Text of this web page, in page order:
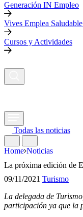
Generación IN Empleo
Vives Emplea
Cursos y Actividades
Todas las noticias
Home Noticias
La próxima edición de
09/11/2021 Turismo
La delegada de
participación ya que la